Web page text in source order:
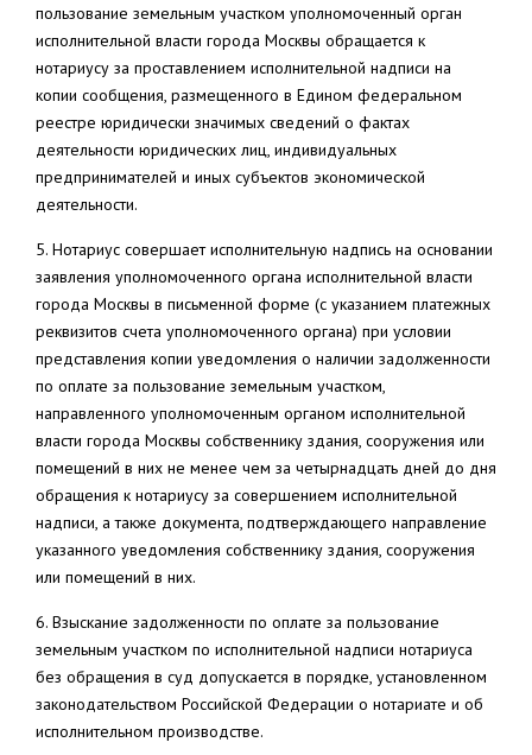
пользование земельным участком уполномоченный орган
исполнительной власти города Москвы обращается к
нотариусу за проставлением исполнительной надписи на
копии сообщения, размещенного в Едином федеральном
реестре юридически значимых сведений о фактах
деятельности юридических лиц, индивидуальных
предпринимателей и иных субъектов экономической
деятельности.
5. Нотариус совершает исполнительную надпись на основании
заявления уполномоченного органа исполнительной власти
города Москвы в письменной форме (с указанием платежных
реквизитов счета уполномоченного органа) при условии
представления копии уведомления о наличии задолженности
по оплате за пользование земельным участком,
направленного уполномоченным органом исполнительной
власти города Москвы собственнику здания, сооружения или
помещений в них не менее чем за четырнадцать дней до дня
обращения к нотариусу за совершением исполнительной
надписи, а также документа, подтверждающего направление
указанного уведомления собственнику здания, сооружения
или помещений в них.
6. Взыскание задолженности по оплате за пользование
земельным участком по исполнительной надписи нотариуса
без обращения в суд допускается в порядке, установленном
законодательством Российской Федерации о нотариате и об
исполнительном производстве.